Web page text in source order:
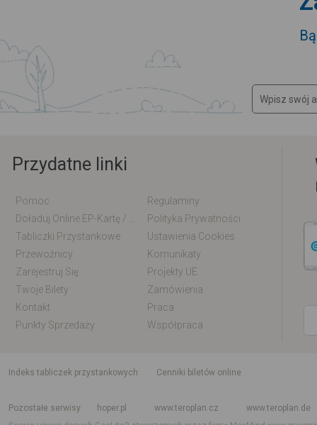
Przydatne linki
Pomoc
Regulaminy
Polityka Prywatności
Tabliczki Przystankowe
Ustawienia Cookies
Przewoźnicy
Komunikaty
Zarejestruj Się
Projekty UE
Twoje Bilety
Zamówienia
Kontakt
Praca
Punkty Sprzedaży
Współpraca
indeks tabliczek przystankowych
Cenniki biletów online
Pozostałe serwisy
hoper.pl www.teroplan.cz
www.teroplan.de